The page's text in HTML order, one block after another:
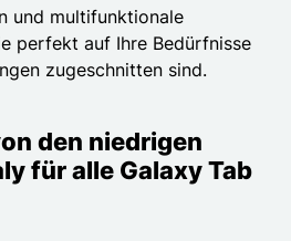
und multifunktionale
perfekt auf Ihre Bedürfnisse
zugeschnitten sind.
den niedrigen
für alle Galaxy Tab